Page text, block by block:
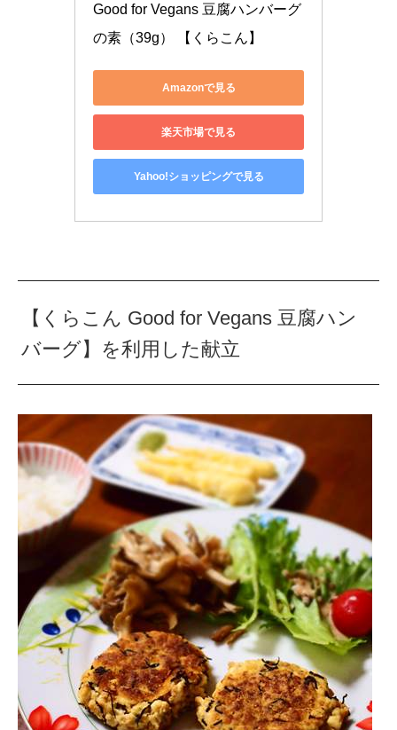
Good for Vegans 豆腐ハンバーグ
の素（39g） 【くらこん】
Amazonで見る
楽天市場で見る
Yahoo!ショッピングで見る
【くらこん Good for Vegans 豆腐ハン
バーグ】を利用した献立